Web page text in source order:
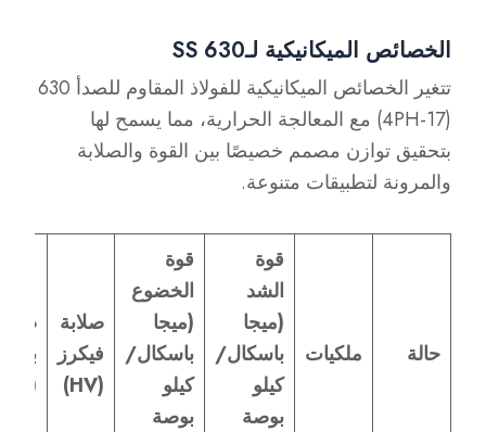
الخصائص الميكانيكية لـSS 630
تتغير الخصائص الميكانيكية للفولاذ المقاوم للصدأ 630
(17-4PH) مع المعالجة الحرارية، مما يسمح لها
بتحقيق توازن مصمم خصيصًا بين القوة والصلابة
والمرونة لتطبيقات متنوعة.
حالة ملكيات
قوة
الشد
(ميجا
باسكال/
كيلو
بوصة
قوة
الخضوع
(ميجا
باسكال/
كيلو
بوصة
صلابة
فيكرز
(HV)
(HB)